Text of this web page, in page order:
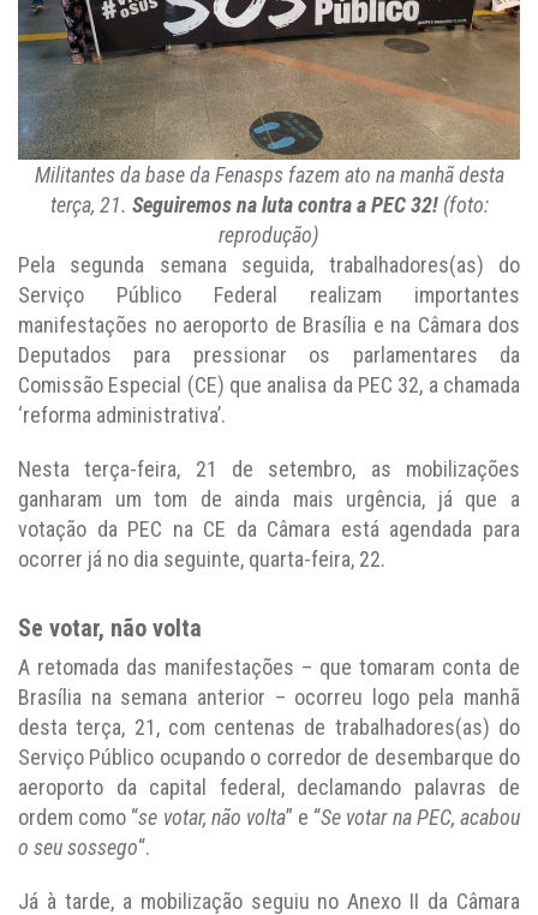
Militantes da base da Fenasps fazem ato na manhã desta
terça, 21. Seguiremos na luta contra a PEC 32!(foto:
reprodução)
Pela segunda semana seguida, trabalhadores(as) do
Serviço Público Federal realizam importantes
manifestações no aeroporto de Brasília e na Câmara dos
Deputados para pressionar os parlamentares da
Comissão Especial (CE) que analisa da PEC 32, a chamada
‘reforma administrativa’.
Nesta terça-feira, 21 de setembro, as mobilizações
ganharam um tom de ainda mais urgência, já que a
votação da PEC na CE da Câmara está agendada para
ocorrer já no dia seguinte, quarta-feira, 22.
Se votar, não volta
A retomada das manifestações – que tomaram conta de
Brasília na semana anterior – ocorreu logo pela manhã
desta terça, 21, com centenas de trabalhadores(as) do
Serviço Público ocupando o corredor de desembarque do
aeroporto da capital federal, declamando palavras de
ordem como “se votar, não volta” e “Se votar na PEC, acabou
o seu sossego“.
Já à tarde, a mobilização seguiu no Anexo II da Câmara